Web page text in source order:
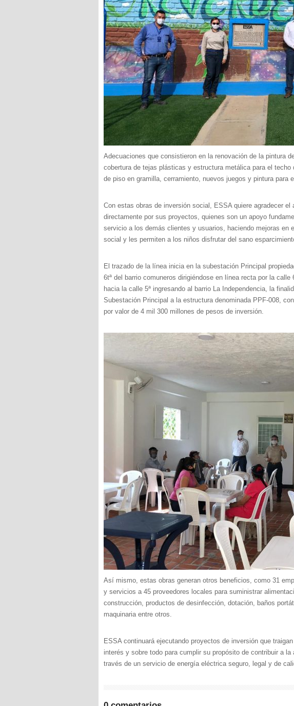
Adecuaciones que consistieron en la renovación de la pintura
cobertura de tejas plásticas y estructura metálica para el
de piso en gramilla, cerramiento, nuevos juegos y pintura para
Con estas obras de inversión social, ESSA quiere agradecer
directamente por sus proyectos, quienes son un apoyo
servicio a los demás clientes y usuarios, haciendo mejoras en
social y les permiten a los niños disfrutar del sano
El trazado de la línea inicia en la subestación Principal
6tª del barrio comuneros dirigiéndose en línea recta por la
hacia la calle 5ª ingresando al barrio La Independencia, la
Subestación Principal a la estructura denominada PPF-008,
por valor de 4 mil 300 millones de pesos de inversión.
Así mismo, estas obras generan otros beneficios, como 31
y servicios a 45 proveedores locales para suministrar
construcción, productos de desinfección, dotación, baños
maquinaria entre otros.
ESSA continuará ejecutando proyectos de inversión que
interés y sobre todo para cumplir su propósito de contribuir a
través de un servicio de energía eléctrica seguro, legal y de